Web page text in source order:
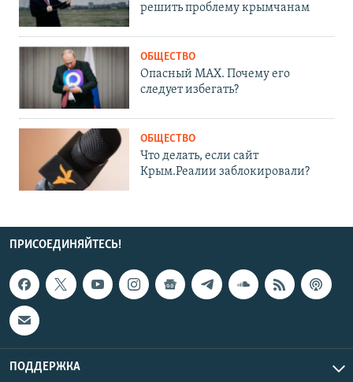
решить проблему крымчанам
ОБЩЕСТВО
Опасный MAX. Почему его
следует избегать?
ОБЩЕСТВО
Что делать, если сайт
Крым.Реалии заблокировали?
ПРИСОЕДИНЯЙТЕСЬ!
ПОДДЕРЖКА